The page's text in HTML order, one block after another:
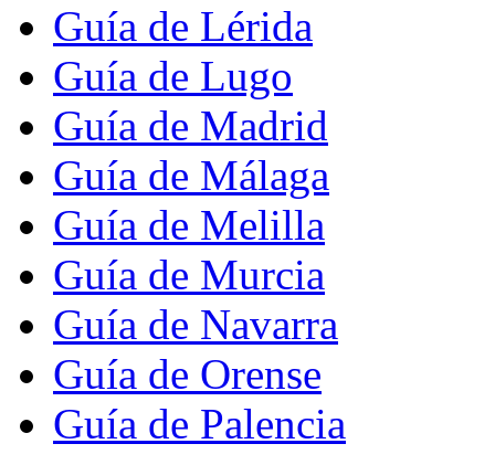
Guía de Lérida
Guía de Lugo
Guía de Madrid
Guía de Málaga
Guía de Melilla
Guía de Murcia
Guía de Navarra
Guía de Orense
Guía de Palencia